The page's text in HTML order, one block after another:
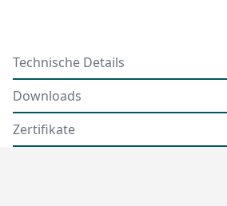
Technische Details
Downloads
Zertifikate